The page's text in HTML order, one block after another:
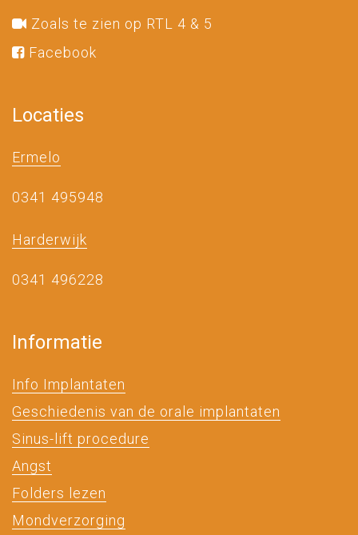
Zoals te zien op RTL 4 & 5
Facebook
Locaties
Ermelo
0341 495948
Harderwijk
0341 496228
Informatie
Info Implantaten
Geschiedenis van de orale implantaten
Sinus-lift procedure
Angst
Folders lezen
Mondverzorging